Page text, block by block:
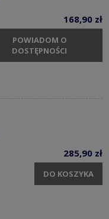
168,90 zł
POWIADOM O
DOSTĘPNOŚCI
285,90 zł
DO KOSZYKA